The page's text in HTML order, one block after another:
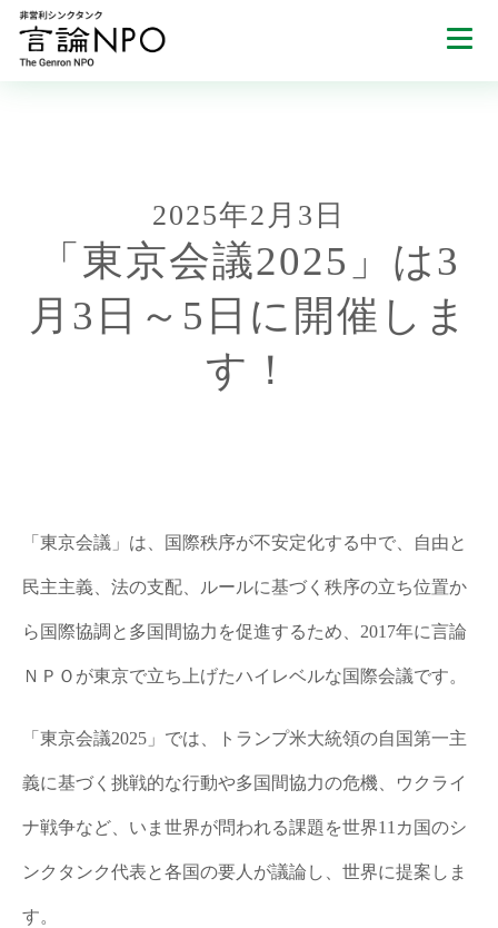
2025年2月3日
「東京会議2025」は3
月3日～5日に開催しま
す！
「東京会議」は、国際秩序が不安定化する中で、自由と
民主主義、法の支配、ルールに基づく秩序の立ち位置か
ら国際協調と多国間協力を促進するため、2017年に言論
ＮＰＯが東京で立ち上げたハイレベルな国際会議です。
「東京会議2025」では、トランプ米大統領の自国第一主
義に基づく挑戦的な行動や多国間協力の危機、ウクライ
ナ戦争など、いま世界が問われる課題を世界11カ国のシ
ンクタンク代表と各国の要人が議論し、世界に提案しま
す。